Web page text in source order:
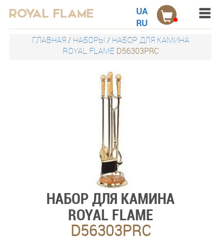
Акции
Электрокамины настенные
Порталы для электрокаминов
Контакты
UA
RU
ГЛАВНАЯ/ НАБОРЫ / НАБОР ДЛЯ КАМИНА
ROYAL FLAME D56303PRC
НАБОР ДЛЯ КАМИНА
ROYAL FLAME
D56303PRC